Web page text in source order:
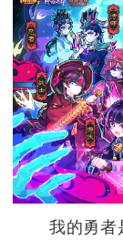
我的勇者